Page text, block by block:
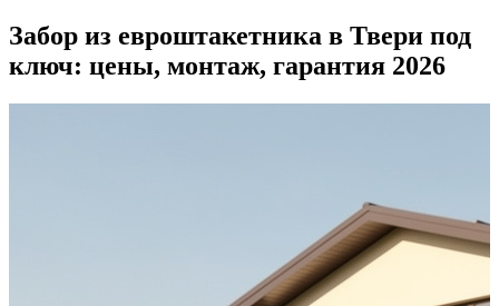
Забор из евроштакетника в Твери под
ключ: цены, монтаж, гарантия 2026